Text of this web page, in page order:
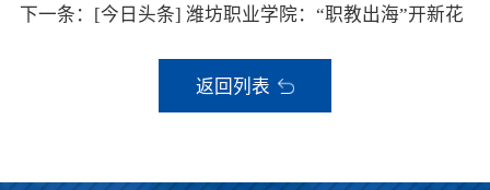
下一条：[今日头条] 潍坊职业学院：“职教出海”开新花
返回列表